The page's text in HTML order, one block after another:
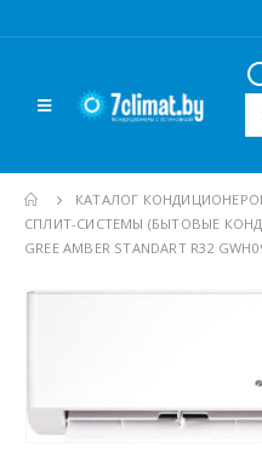
КАТАЛОГ
CПЛИТ-СИСТЕМЫ (БЫТОВЫЕ
GREE AMBER STANDART R32